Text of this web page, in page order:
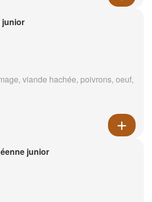
junior
viande hachée, poivrons, oeuf,
junior